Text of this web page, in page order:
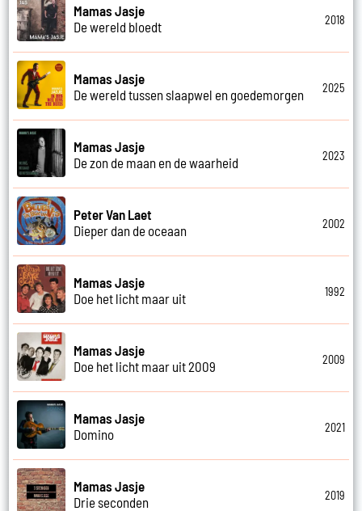
Mamas Jasje
De wereld bloedt
2018
Mamas Jasje
De wereld tussen slaapwel en goedemorgen
2025
Mamas Jasje
De zon de maan en de waarheid
2023
Peter Van Laet
Dieper dan de oceaan
2002
Mamas Jasje
Doe het licht maar uit
1992
Mamas Jasje
Doe het licht maar uit 2009
2009
Mamas Jasje
Domino
2021
Mamas Jasje
Drie seconden
2019